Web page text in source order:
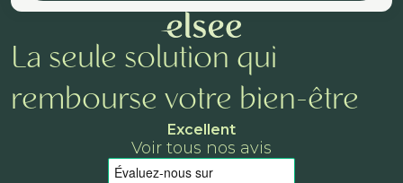
La seule solution qui
rembourse votre bien-être
Excellent
Voir tous nos avis